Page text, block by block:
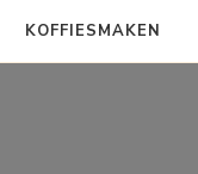
KOFFIESMAKEN